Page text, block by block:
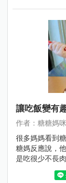
讓吃飯變有
作者：糖糖媽咪
很多媽媽看到
糖媽反應說，
是吃很少不長
吃什麼還簡單